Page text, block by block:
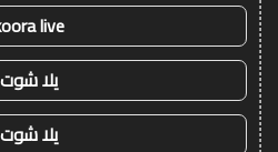
live
يلا شوت
يلا شوت